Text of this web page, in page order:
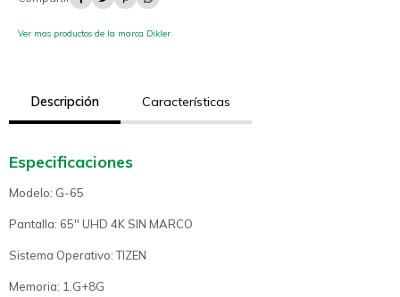
Ver mas productos de la marca Dikler
Descripción Características
Especificaciones
Modelo: G-65
Pantalla: 65'' UHD 4K SIN MARCO
Sistema Operativo: TIZEN
Memoria: 1.G+8G